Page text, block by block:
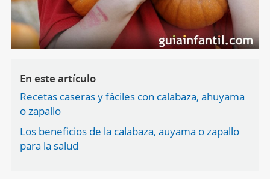
En este artículo
Recetas caseras y fáciles con calabaza, ahuyama
o zapallo
Los beneficios de la calabaza, auyama o zapallo
para la salud